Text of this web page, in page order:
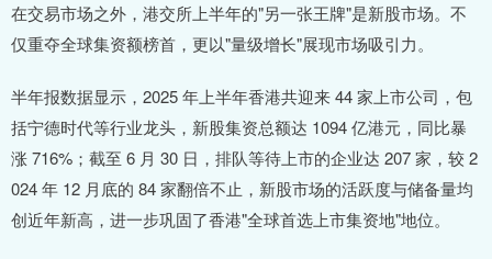
在交易市场之外，港交所上半年的"另一张王牌"是新股市场。不
仅重夺全球集资额榜首，更以"量级增长"展现市场吸引力。
半年报数据显示，2025 年上半年香港共迎来 44 家上市公司，包
括宁德时代等行业龙头，新股集资总额达 1094 亿港元，同比暴
涨 716%；截至 6 月 30 日，排队等待上市的企业达 207 家，较 2
024 年 12 月底的 84 家翻倍不止，新股市场的活跃度与储备量均
创近年新高，进一步巩固了香港"全球首选上市集资地"地位。